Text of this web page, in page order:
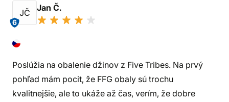
JČ
6
Jan Č.
Poslúžia na obalenie džinov z Five Tribes. Na prvý
pohľad mám pocit, že FFG obaly sú trochu
kvalitnejšie, ale to ukáže až čas, verím, že dobre